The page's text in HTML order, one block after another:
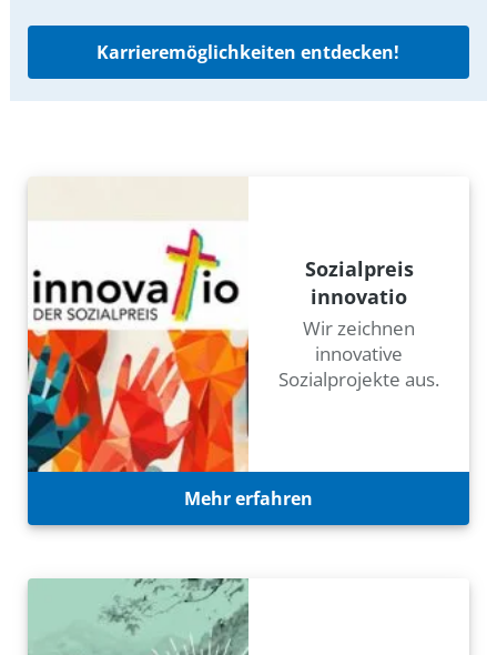
Karrieremöglichkeiten entdecken!
Sozialpreis
innovatio
Wir zeichnen
innovative
Sozialprojekte aus.
Mehr erfahren